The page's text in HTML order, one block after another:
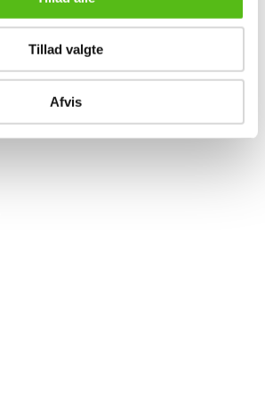
Tillad valgte
Afvis